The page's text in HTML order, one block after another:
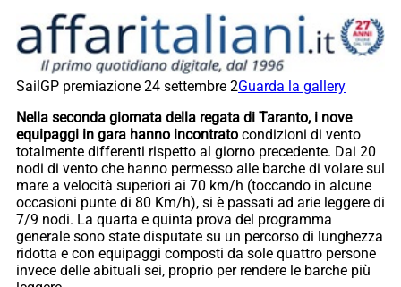
SailGP premiazione 24 settembre 2Guarda la gallery
Nella seconda giornata della regata di Taranto, i nove
equipaggi in gara hanno incontrato condizioni di vento
totalmente differenti rispetto al giorno precedente. Dai 20
nodi di vento che hanno permesso alle barche di volare sul
mare a velocità superiori ai 70 km/h (toccando in alcune
occasioni punte di 80 Km/h), si è passati ad arie leggere di
7/9 nodi. La quarta e quinta prova del programma
generale sono state disputate su un percorso di lunghezza
ridotta e con equipaggi composti da sole quattro persone
invece delle abituali sei, proprio per rendere le barche più